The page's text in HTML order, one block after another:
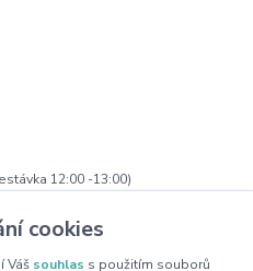
12:00 -13:00)
cookies
Váš souhlas s použitím souborů